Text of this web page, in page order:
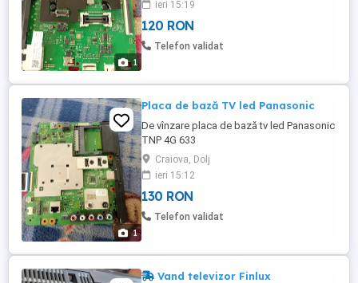
1
ieri 15:19
120 RON
Telefon validat
1
Placa de bază TV led Panasonic
De vînzare placa de bază tv led Panasonic
TNP 4G 633
Craiova, Dolj
ieri 15:12
130 RON
Telefon validat
Vand televizor Finlux